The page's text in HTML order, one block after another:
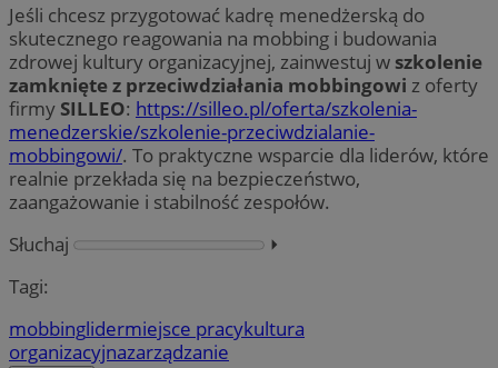
Jeśli chcesz przygotować kadrę menedżerską do
skutecznego reagowania na mobbing i budowania
zdrowej kultury organizacyjnej, zainwestuj w szkolenie
zamknięte z przeciwdziałania mobbingowi z oferty
firmy SILLEO: https://silleo.pl/oferta/szkolenia-
menedzerskie/szkolenie-przeciwdzialanie-
mobbingowi/. To praktyczne wsparcie dla liderów, które
realnie przekłada się na bezpieczeństwo,
zaangażowanie i stabilność zespołów.
Słuchaj
⏵︎
Tagi:
mobbinglidermiejsce pracykultura
organizacyjnazarządzanie